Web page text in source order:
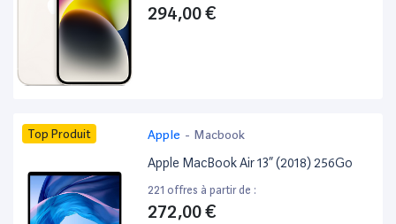
294,00 €
Top Produit Apple - Macbook
Apple MacBook Air 13” (2018) 256Go
221 offres à partir de :
272,00 €